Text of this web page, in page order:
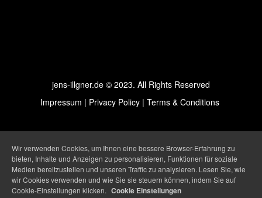
jens-illgner.de © 2023. All Rights Reserved
Impressum | Privacy Policy | Terms & Conditions
Wir verwenden Cookies, um Ihnen eine bessere Browser-Erfahrung zu
bieten, Inhalte und Anzeigen zu personalisieren, Funktionen für soziale
Medien bereitzustellen und unseren Traffic zu analysieren. Lesen Sie, wie
wir Cookies verwenden und wie Sie sie steuern können, indem Sie auf
Cookie-Einstellungen klicken. Cookie Einstellungen